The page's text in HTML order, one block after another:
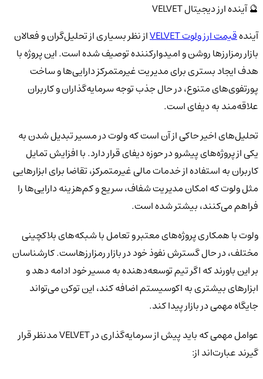
🔮 آینده ارز دیجیتال VELVET
آیندهقیمت ارز ولوت VELVET
از نظر بسیاری از تحلیل‌گران و فعالان
بازار رمزارزها روشن و امیدوارکننده توصیف شده است. این پروژه با
هدف ایجاد بستری برای مدیریت غیرمتمرکز دارایی‌ها و ساخت
پورتفوی‌های متنوع، در حال جذب توجه سرمایه‌گذاران و کاربران
علاقه‌مند به دیفای است.
تحلیل‌های اخیر حاکی از آن است که ولوت در مسیر تبدیل شدن به
یکی از پروژه‌های پیشرو در حوزه دیفای قرار دارد. با افزایش تمایل
کاربران به استفاده از خدمات مالی غیرمتمرکز، تقاضا برای ابزارهایی
مثل ولوت که امکان مدیریت شفاف، سریع و کم‌هزینه دارایی‌ها را
فراهم می‌کنند، بیشتر شده است.
ولوت با همکاری پروژه‌های معتبر و تعامل با شبکه‌های بلاکچینی
مختلف، در حال گسترش نفوذ خود در بازار رمزارزهاست. کارشناسان
بر این باورند که اگر تیم توسعه‌دهنده به مسیر خود ادامه دهد و
ابزارهای بیشتری به اکوسیستم اضافه کند، این توکن می‌تواند
جایگاه مهمی در بازار پیدا کند.
عوامل مهمی که باید پیش از سرمایه‌گذاری در VELVET مدنظر قرار
گیرند عبارت‌اند از: